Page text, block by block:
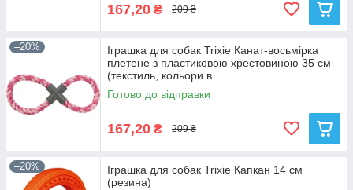
167,20 ₴ 209 ₴
–20%
Іграшка для собак Trixie Канат-восьмірка
плетене з пластиковою хрестовиною 35 см
(текстиль, кольори в
Готово до відправки
167,20 ₴ 209 ₴
–20%
Іграшка для собак Trixie Капкан 14 см
(резина)